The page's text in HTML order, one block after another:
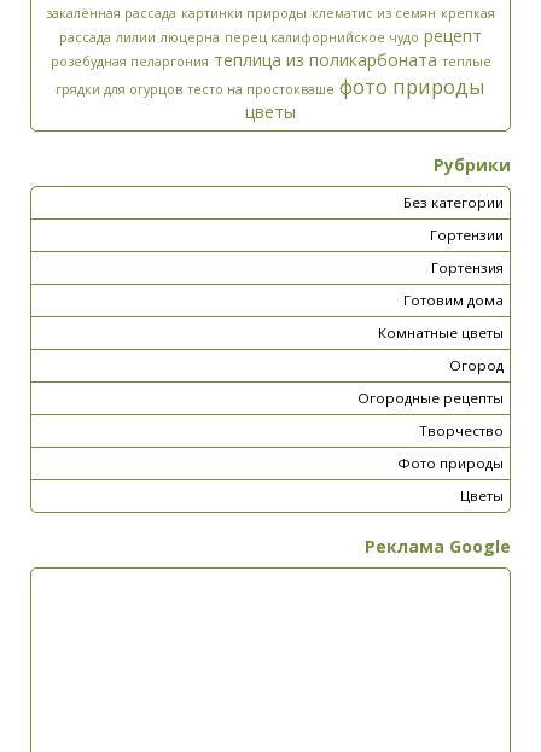
закалённая рассада картинки природы клематис из семян крепкая
рассада лилии люцерна перец калифорнийское чудо рецепт
розебудная пеларгония теплица из поликарбоната теплые
грядки для огурцов тесто на простокваше фото природы
цветы
Рубрики
Без категории
Гортензии
Гортензия
Готовим дома
Комнатные цветы
Огород
Огородные рецепты
Творчество
Фото природы
Цветы
Реклама Google